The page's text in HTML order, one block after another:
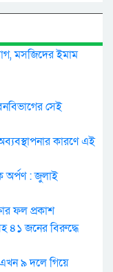
মসজিদের ইমাম
সেই
কারণে এই
অর্পণ : জুলাই
ফল প্রকাশ
৪১ জনের বিরুদ্ধে
৯ দলে গিয়ে